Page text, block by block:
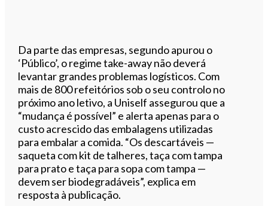
Da parte das empresas, segundo apurou o
‘Público’, o regime take-away não deverá
levantar grandes problemas logísticos. Com
mais de 800 refeitórios sob o seu controlo no
próximo ano letivo, a Uniself assegurou que a
“mudança é possível” e alerta apenas para o
custo acrescido das embalagens utilizadas
para embalar a comida. “Os descartáveis —
saqueta com kit de talheres, taça com tampa
para prato e taça para sopa com tampa —
devem ser biodegradáveis”, explica em
resposta à publicação.